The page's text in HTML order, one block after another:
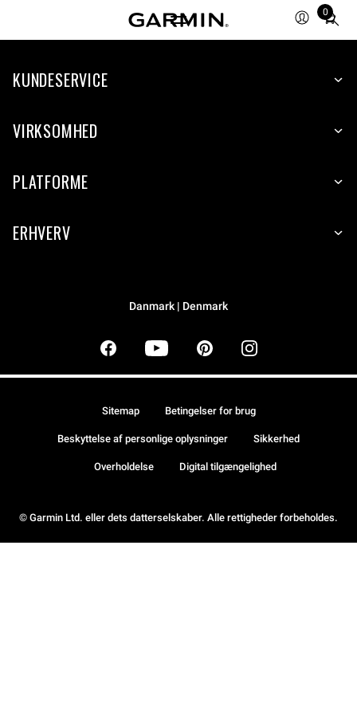
0
Total
items
cart:
KUNDESERVICE
VIRKSOMHED
PLATFORME
ERHVERV
Danmark | Denmark
© Garmin Ltd. eller dets datterselskaber. Alle rettigheder forbeholdes.
Sitemap Betingelser for brug
Beskyttelse af personlige oplysninger Sikkerhed
Overholdelse Digital tilgængelighed